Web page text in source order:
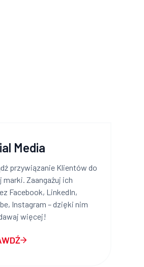
Media
przywiązanie Klientów do
marki. Zaangażuj ich
Facebook, LinkedIn,
Instagram – dzięki nim
więcej!